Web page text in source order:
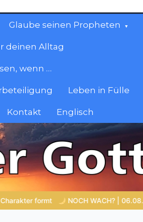
Glaube seinen Propheten
deinen Alltag
wenn …
Leben in Fülle
Kontakt Englisch
| 06.08.2026 | Das Größte, was du